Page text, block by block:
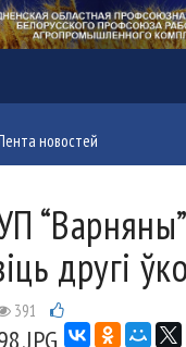
новостей
“Варняны”
другі
391